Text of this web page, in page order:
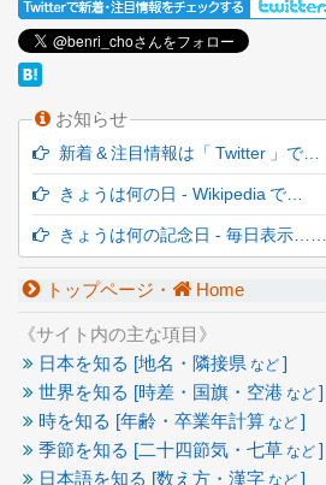
お知らせ
新着 & 注目情報は「 Twitter 」で…
きょうは何の日 - Wikipedia で…
きょうは何の記念日 - 毎日表示……
トップページ・ Home
《サイト内の主な項目》
日本を知る [地名・隣接県 など ]
世界を知る [時差・国旗・空港 など ]
時を知る [年齢・卒業年計算 など ]
季節を知る [二十四節気・七草 など ]
日本語を知る [数え方・漢字 など ]